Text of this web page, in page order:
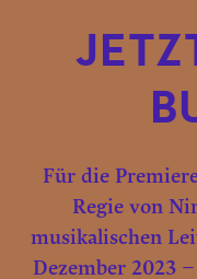
Für die
Regie von
musikalischen
Dezember 2023